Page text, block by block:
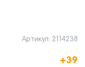
Артикул: 2114238
+39